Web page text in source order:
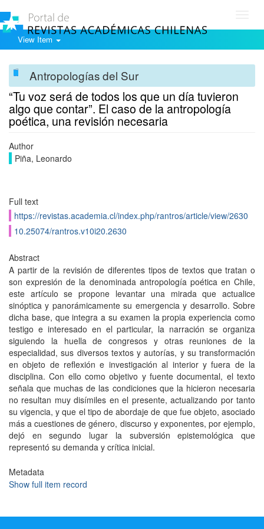
View Item
Antropologías del Sur
“Tu voz será de todos los que un día tuvieron
algo que contar”. El caso de la antropología
poética, una revisión necesaria
Author
Piña, Leonardo
Full text
https://revistas.academia.cl/index.php/rantros/article/view/2630
10.25074/rantros.v10i20.2630
Abstract
A partir de la revisión de diferentes tipos de textos que tratan o
son expresión de la denominada antropología poética en Chile,
este artículo se propone levantar una mirada que actualice
sinóptica y panorámicamente su emergencia y desarrollo. Sobre
dicha base, que integra a su examen la propia experiencia como
testigo e interesado en el particular, la narración se organiza
siguiendo la huella de congresos y otras reuniones de la
especialidad, sus diversos textos y autorías, y su transformación
en objeto de reflexión e investigación al interior y fuera de la
disciplina. Con ello como objetivo y fuente documental, el texto
señala que muchas de las condiciones que la hicieron necesaria
no resultan muy disímiles en el presente, actualizando por tanto
su vigencia, y que el tipo de abordaje de que fue objeto, asociado
más a cuestiones de género, discurso y exponentes, por ejemplo,
dejó en segundo lugar la subversión epistemológica que
representó su demanda y crítica inicial.
Metadata
Show full item record